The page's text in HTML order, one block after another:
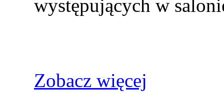
występujących w
Zobacz więcej